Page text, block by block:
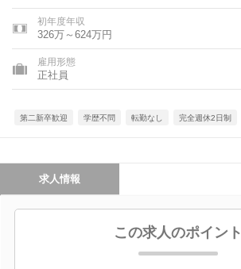
初年度年収
326万～624万円
雇用形態
正社員
第二新卒歓迎 学歴不問 転勤なし 完全週休2日制
求人情報
この求人のポイント